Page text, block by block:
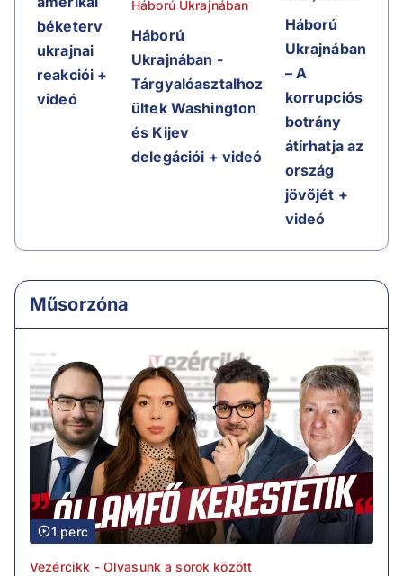
béketerv
ukrajnai
reakciói +
videó
Háború Ukrajnában
Háború
Ukrajnában -
Tárgyalóasztalhoz
ültek Washington
és Kijev
delegációi + videó
Háború
Ukrajnában
– A
korrupciós
botrány
átírhatja az
ország
jövőjét +
videó
Műsorzóna
1 perc
Vezércikk - Olvasunk a sorok között